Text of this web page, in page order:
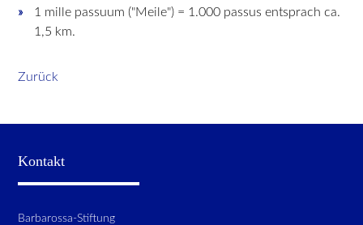
1 mille passuum ("Meile") = 1.000 passus entsprach ca.
1,5 km.
Zurück
Kontakt
Barbarossa-Stiftung